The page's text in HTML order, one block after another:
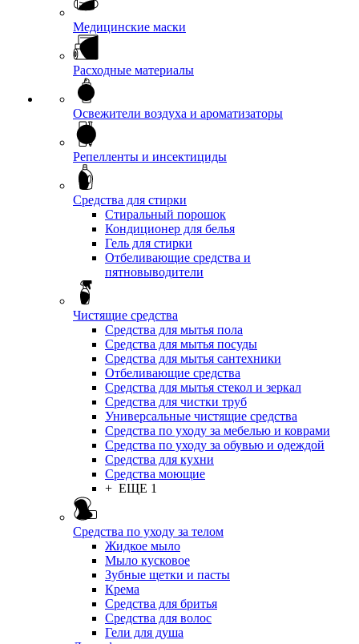
Медицинские маски
Расходные материалы
Освежители воздуха и ароматизаторы
Репелленты и инсектициды
Средства для стирки
Стиральный порошок
Кондиционер для белья
Гель для стирки
Отбеливающие средства и
пятновыводители
Чистящие средства
Средства для мытья пола
Средства для мытья посуды
Средства для мытья сантехники
Отбеливающие средства
Средства для мытья стекол и зеркал
Средства для чистки труб
Универсальные чистящие средства
Средства по уходу за мебелью и коврами
Средства по уходу за обувью и одеждой
Средства для кухни
Средства моющие
+ ЕЩЕ 1
Средства по уходу за телом
Жидкое мыло
Мыло кусковое
Зубные щетки и пасты
Крема
Средства для бритья
Средства для волос
Гели для душа